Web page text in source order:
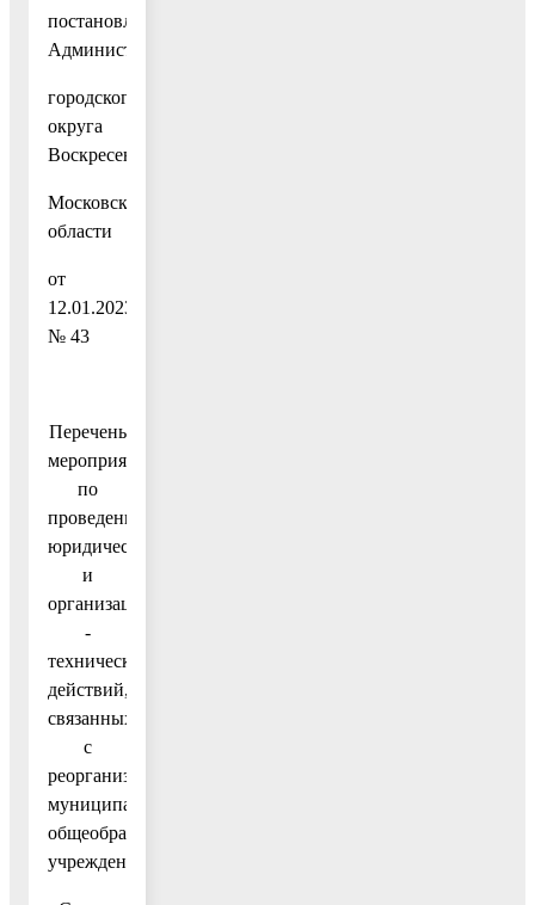
постановлению
Администрации
городского
округа
Воскресенск
Московской
области
от
12.01.2023
№ 43
Перечень
мероприятий
по
проведению
юридических
и
организационно
-
технических
действий,
связанных
с
реорганизацией
муниципального
общеобразовательного
учреждения